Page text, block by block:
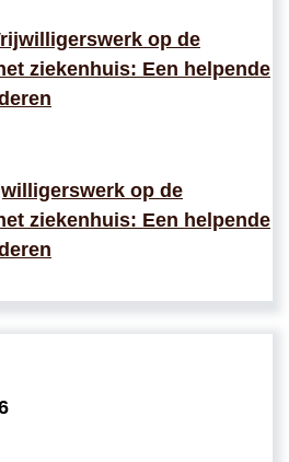
op de
ziekenhuis: Een helpende
op de
ziekenhuis: Een helpende